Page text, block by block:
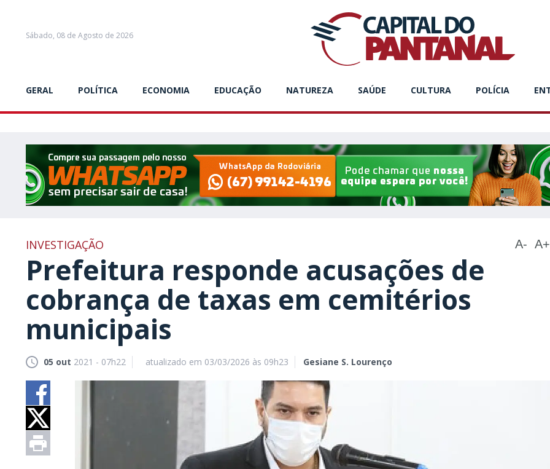
Sábado, 08 de Agosto de 2026
GERAL POLÍTICA ECONOMIA EDUCAÇÃO NATUREZA SAÚDE CULTURA POLÍCIA
INVESTIGAÇÃO A- A+
Prefeitura responde acusações de
cobrança de taxas em cemitérios
municipais
05 out 2021 - 07h22 atualizado em 03/03/2026 às 09h23 Gesiane S. Lourenço